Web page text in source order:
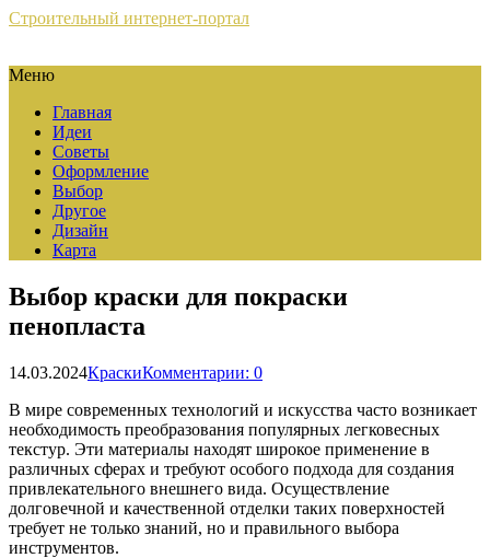
Строительный интернет-портал
Меню
Главная
Идеи
Советы
Оформление
Выбор
Другое
Дизайн
Карта
Выбор краски для покраски
пенопласта
14.03.2024КраскиКомментарии: 0
В мире современных технологий и искусства часто возникает
необходимость преобразования популярных легковесных
текстур. Эти материалы находят широкое применение в
различных сферах и требуют особого подхода для создания
привлекательного внешнего вида. Осуществление
долговечной и качественной отделки таких поверхностей
требует не только знаний, но и правильного выбора
инструментов.